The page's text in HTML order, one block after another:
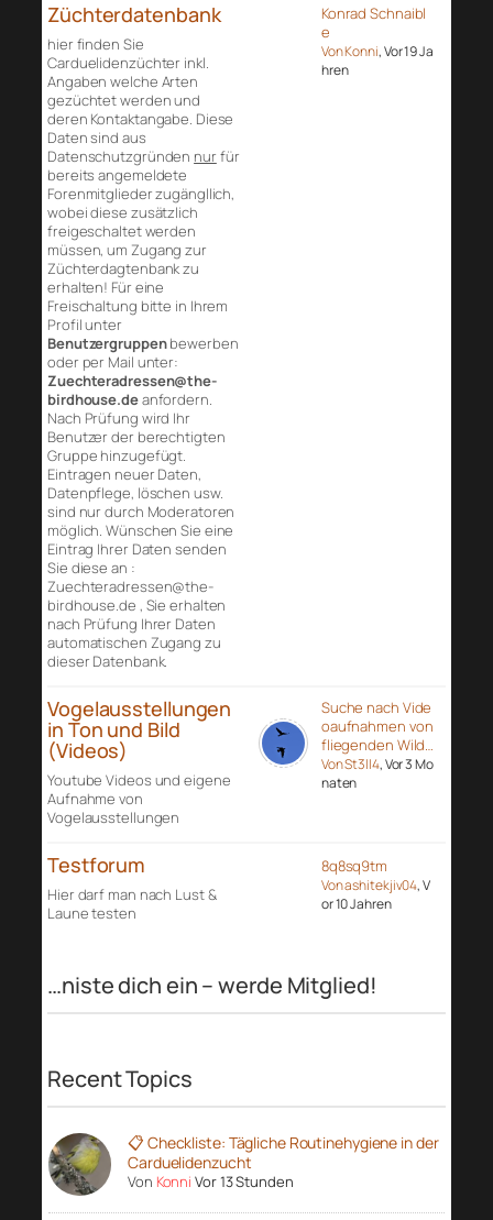
Züchterdatenbank
hier finden Sie
Carduelidenzüchter inkl.
Angaben welche Arten
gezüchtet werden und
deren Kontaktangabe. Diese
Daten sind aus
Datenschutzgründen nurfür
bereits angemeldete
Forenmitglieder zugängllich,
wobei diese zusätzlich
freigeschaltet werden
müssen, um Zugang zur
Züchterdagtenbank zu
erhalten! Für eine
Freischaltung bitte in Ihrem
Profil unter
Benutzergruppenbewerben
oder per Mail unter:
Zuechteradressen@the-
birdhouse.deanfordern.
Nach Prüfung wird Ihr
Benutzer der berechtigten
Gruppe hinzugefügt.
Eintragen neuer Daten,
Datenpflege, löschen usw.
sind nur durch Moderatoren
möglich. Wünschen Sie eine
Eintrag Ihrer Daten senden
Sie diese an :
Zuechteradressen@the-
birdhouse.de , Sie erhalten
nach Prüfung Ihrer Daten
automatischen Zugang zu
dieser Datenbank.
Konrad Schnaibl
e
Von Konni, Vor 19 Ja
hren
Vogelausstellungen
in Ton und Bild
(Videos)
Youtube Videos und eigene
Aufnahme von
Vogelausstellungen
Suche nach Vide
oaufnahmen von
fliegenden Wild…
Von St3ll4, Vor 3 Mo
naten
Testforum
Hier darf man nach Lust &
Laune testen
8q8sq9tm
Von ashitekjiv04, V
or 10 Jahren
…niste dich ein – werde Mitglied!
Recent Topics
📋 Checkliste: Tägliche Routinehygiene in der
Carduelidenzucht
Von Konni Vor 13 Stunden